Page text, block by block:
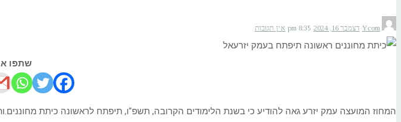
Ycom דצמבר 16, 2024 8:35 pm אין תגובות
שתפו
המחוז המועצה עמק יזרע גאה להודיע כי בשנת הלימודים הקרובה, תשפ"ו, תיפתח לראשונה כיתת